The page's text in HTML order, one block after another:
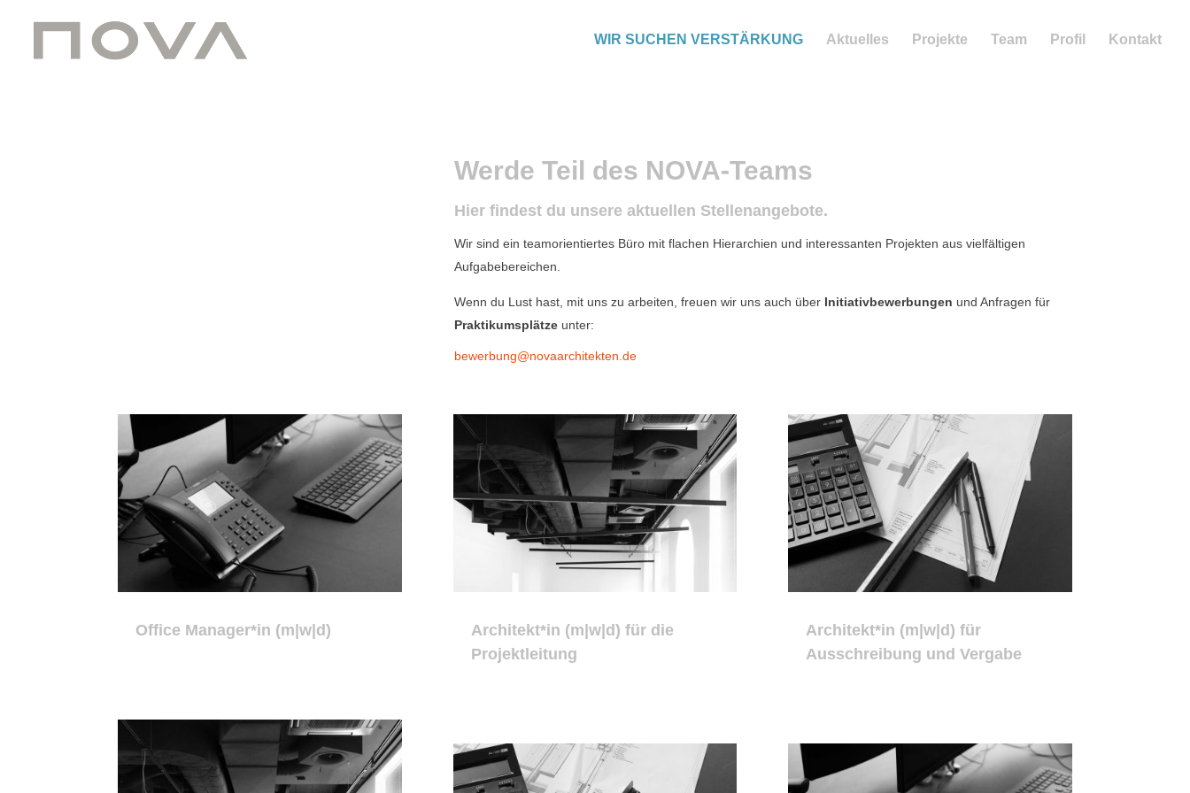
WIR SUCHEN VERSTÄRKUNG Aktuelles Projekte Team Profil Kontakt
Werde Teil des NOVA-Teams
Hier findest du unsere aktuellen Stellenangebote.
Wir sind ein teamorientiertes Büro mit flachen Hierarchien und interessanten Projekten aus vielfältigen
Aufgabebereichen.
Wenn du Lust hast, mit uns zu arbeiten, freuen wir uns auch über Initiativbewerbungen und Anfragen für
Praktikumsplätzeunter:
bewerbung@novaarchitekten.de
Office Manager*in (m|w|d)
Architekt*in (m|w|d) für die
Projektleitung
Architekt*in (m|w|d) für
Ausschreibung und Vergabe